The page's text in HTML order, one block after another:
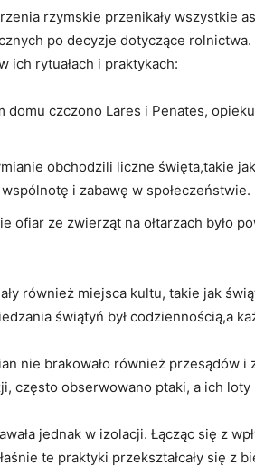
rzymskie przenikały wszystkie
po decyzje‍ dotyczące
ich rytuałach i praktykach:
domu‌ czczono Lares i⁣ Penates,
⁤obchodzili liczne święta,takie
‍i zabawę w społeczeństwie.
ofiar ze ⁣zwierząt na ołtarzach było
⁣również miejsca kultu, takie ‍jak
świątyń ⁤był codziennością,a
nie ⁣brakowało również przesądów
często obserwowano ptaki, a ich
jednak w‌ izolacji. ⁢Łącząc⁢ się ⁤z
te praktyki⁣ przekształcały się